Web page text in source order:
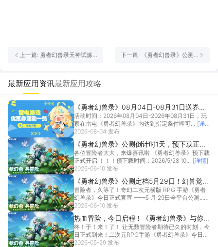
上一篇: 勇者幻兽录天神试炼
下一篇: 《勇者幻兽录》公测
最新应用资讯最新应用攻略
《勇者幻兽录》08月04日-08月31日送券活
动一览
活动时间：2026年08月04日-2026年08月31日，玩
家在雷电《勇者幻兽录》内达到指定条件即可... [详
情]
2026-08-04 发布
《勇者幻兽录》公测倒计时1天，预下载正式
开启！
各位冒险者大大，来爆喜讯啦 《勇者幻兽录》预下载
正式开启 ！！！预下载时间：2026/5/28 10... [详情]
2026-06-10 发布
《勇者幻兽录》公测定档5月29日！幻兽觉
醒，冒险启幕！
冒险者，久等了！奇幻二次元横版 RPG 手游《勇者
幻兽录》今日正式官宣 ——5 月 29日全平台公测...
[详情]
2026-06-10 发布
热血冒险，今日启程！《勇者幻兽录》与你书
写传说~
终！于！来！了！ 让无数冒险者期待已久的时刻，今
日正式到来！二次元RPG手游《勇者幻兽录》今日全
平台... [详情]
2026-05-29 发布